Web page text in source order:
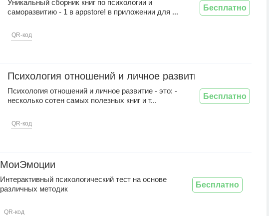
Уникальный сборник книг по психологии и
саморазвитию - 1 в appstore! в приложении для ...
QR-код
Бесплатно
Психология отношений и личное развитие: аудио книги
Психология отношений и личное развитие - это: -
несколько сотен самых полезных книг и т...
QR-код
Бесплатно
МоиЭмоции
Интерактивный психологический тест на основе
различных методик
QR-код
Бесплатно